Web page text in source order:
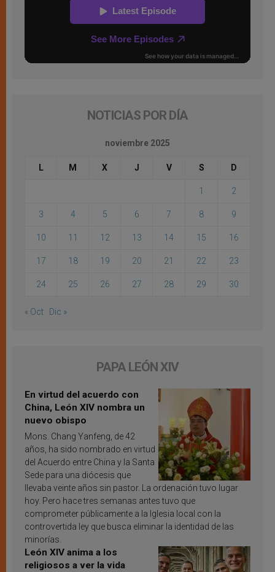
NOTICIAS POR DÍA
noviembre 2025
L M X J V S D
1 2
3 4 5 6 7 8 9
10 11 12 13 14 15 16
17 18 19 20 21 22 23
24 25 26 27 28 29 30
« Oct Dic »
PAPA LEÓN XIV
En virtud del acuerdo con
China, León XIV nombra un
nuevo obispo
Mons. Chang Yanfeng, de 42
años, ha sido nombrado en virtud
del Acuerdo entre China y la Santa
Sede para una diócesis que
llevaba veinte años sin pastor. La ordenación tuvo lugar
hoy. Pero hace tres semanas antes tuvo que
comprometer públicamente a la Iglesia local con la
controvertida ley que busca eliminar la identidad de las
minorías.
León XIV anima a los
religiosos a ver la vida